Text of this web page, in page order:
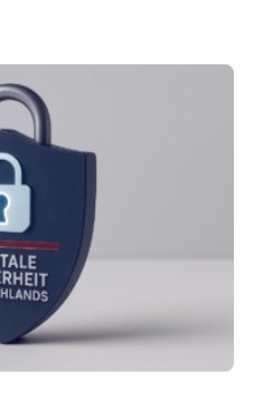
Marie Skłodowska-Curie
werden sich
Jahren insgesamt 15
CAVECORE mit
– also mit Robotern,
erfassen,
häufig auch mit…